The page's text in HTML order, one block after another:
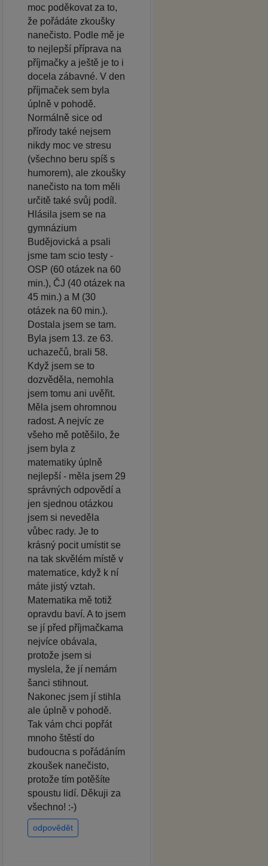
moc poděkovat za to,
že pořádáte zkoušky
nanečisto. Podle mě je
to nejlepší příprava na
příjmačky a ještě je to i
docela zábavné. V den
příjmaček sem byla
úplně v pohodě.
Normálně sice od
přírody také nejsem
nikdy moc ve stresu
(všechno beru spíš s
humorem), ale zkoušky
nanečisto na tom měli
určitě také svůj podíl.
Hlásila jsem se na
gymnázium
Budějovická a psali
jsme tam scio testy -
OSP (60 otázek na 60
min.), ČJ (40 otázek na
45 min.) a M (30
otázek na 60 min.).
Dostala jsem se tam.
Byla jsem 13. ze 63.
uchazečů, brali 58.
Když jsem se to
dozvěděla, nemohla
jsem tomu ani uvěřit.
Měla jsem ohromnou
radost. A nejvíc ze
všeho mě potěšilo, že
jsem byla z
matematiky úplně
nejlepší - měla jsem 29
správných odpovědí a
jen sjednou otázkou
jsem si neveděla
vůbec rady. Je to
krásný pocit umístit se
na tak skvělém místě v
matematice, když k ní
máte jistý vztah.
Matematika mě totiž
opravdu baví. A to jsem
se jí před příjmačkama
nejvíce obávala,
protože jsem si
myslela, že jí nemám
šanci stihnout.
Nakonec jsem jí stihla
ale úplně v pohodě.
Tak vám chci popřát
mnoho štěstí do
budoucna s pořádáním
zkoušek nanečisto,
protože tím potěšíte
spoustu lidí. Děkuji za
všechno! :-)
odpovědět